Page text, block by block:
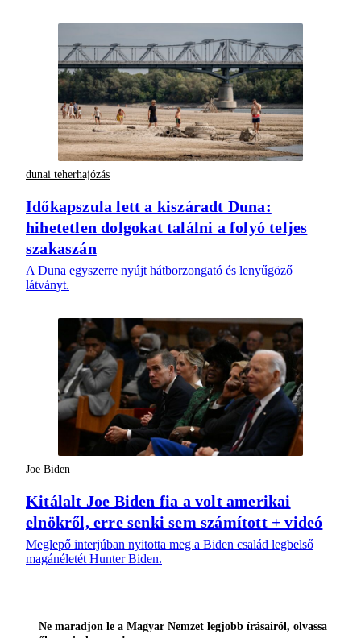
dunai teherhajózás
Időkapszula lett a kiszáradt Duna:
hihetetlen dolgokat találni a folyó teljes
szakaszán
A Duna egyszerre nyújt hátborzongató és lenyűgöző
látványt.
Joe Biden
Kitálalt Joe Biden fia a volt amerikai
elnökről, erre senki sem számított + videó
Meglepő interjúban nyitotta meg a Biden család legbelső
magánéletét Hunter Biden.
Ne maradjon le a Magyar Nemzet legjobb írásairól, olvassa